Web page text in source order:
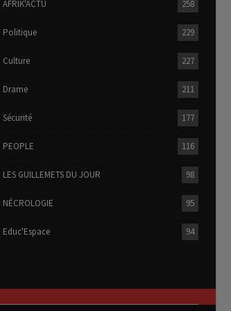
AFRIK'ACTU 258
Politique 229
Culture 227
Drame 211
Sécurité 177
PEOPLE 116
LES GUILLEMETS DU JOUR 98
NÉCROLOGIE 95
Educ'Espace 94